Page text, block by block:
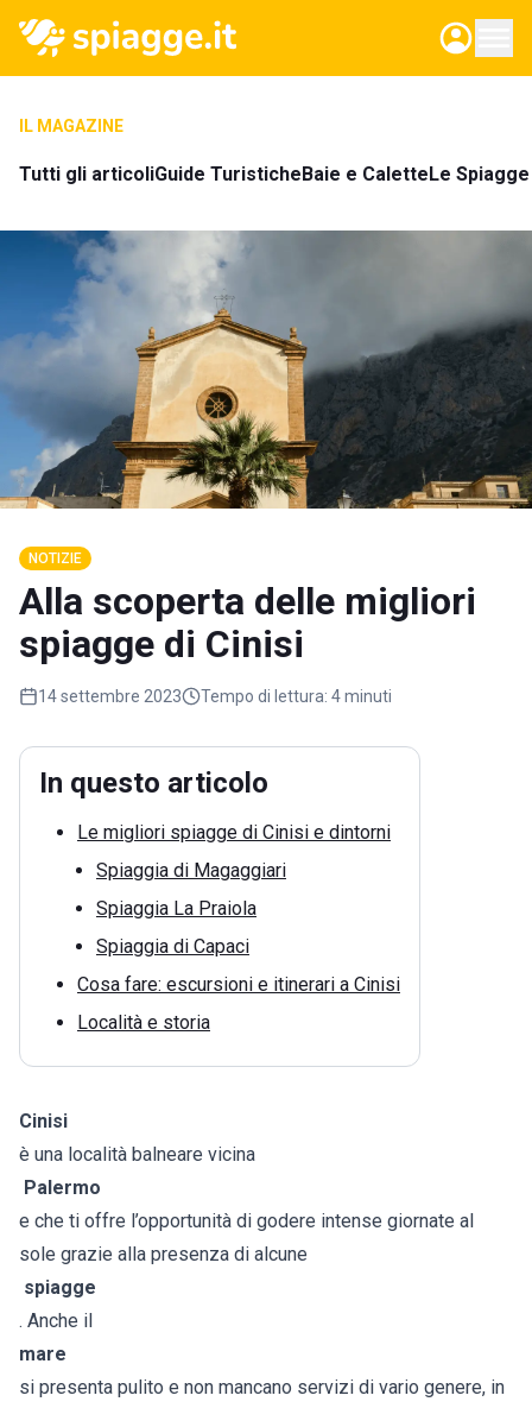
IL MAGAZINE
Tutti gli articoliGuide TuristicheBaie e CaletteLe
NOTIZIE
Alla scoperta delle migliori
spiagge di Cinisi
14 settembre 2023 Tempo di lettura: 4 minuti
In questo articolo
Le migliori spiagge di Cinisi e dintorni
Spiaggia di Magaggiari
Spiaggia La Praiola
Spiaggia di Capaci
Cosa fare: escursioni e itinerari a Cinisi
Località e storia
Cinisi
è una località balneare vicina
Palermo
e che ti offre l’opportunità di godere intense giornate al
sole grazie alla presenza di alcune
spiagge
. Anche il
mare
si presenta pulito e non mancano servizi di vario genere, in